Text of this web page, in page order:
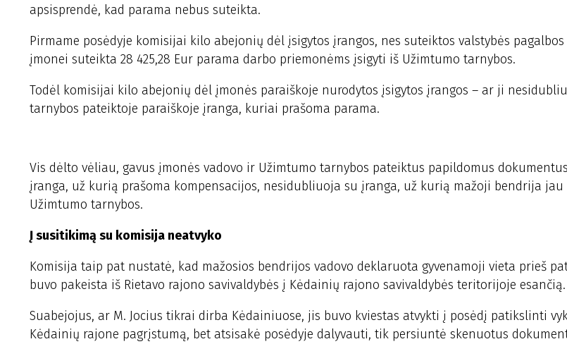
apsisprendė, kad parama nebus suteikta.
Pirmame posėdyje komisijai kilo abejonių dėl įsigytos įrangos, nes suteiktos valstybės
įmonei suteikta 28 425,28 Eur parama darbo priemonėms įsigyti iš Užimtumo tarnybos.
Todėl komisijai kilo abejonių dėl įmonės paraiškoje nurodytos įsigytos įrangos – ar ji
tarnybos pateiktoje paraiškoje įranga, kuriai prašoma parama.
Vis dėlto vėliau, gavus įmonės vadovo ir Užimtumo tarnybos pateiktus papildomus
įranga, už kurią prašoma kompensacijos, nesidubliuoja su įranga, už kurią mažoji bendrija jau
Užimtumo tarnybos.
Į susitikimą su komisija neatvyko
Komisija taip pat nustatė, kad mažosios bendrijos vadovo deklaruota gyvenamoji vieta prieš
buvo pakeista iš Rietavo rajono savivaldybės į Kėdainių rajono savivaldybės teritorijoje esančią.
Suabejojus, ar M. Jocius tikrai dirba Kėdainiuose, jis buvo kviestas atvykti į posėdį patikslinti
Kėdainių rajone pagrįstumą, bet atsisakė posėdyje dalyvauti, tik persiuntė skenuotus